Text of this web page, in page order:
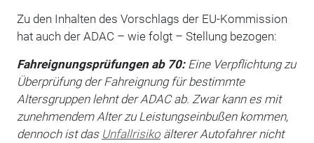
Zu den Inhalten des Vorschlags der EU-Kommission
hat auch der ADAC – wie folgt – Stellung bezogen:
Fahreignungsprüfungen ab 70:Eine Verpflichtung zu
Überprüfung der Fahreignung für bestimmte
Altersgruppen lehnt der ADAC ab. Zwar kann es mit
zunehmendem Alter zu Leistungseinbußen kommen,
dennoch ist das Unfallrisikoälterer Autofahrer nicht